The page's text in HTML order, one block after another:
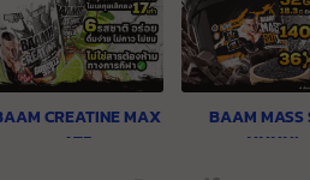
CREATINE MAX
ATP
BAAM MASS
XXXXL